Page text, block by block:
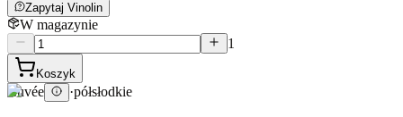
Zapytaj Vinolin
W magazynie
1
Koszyk
Cuvée ·półsłodkie